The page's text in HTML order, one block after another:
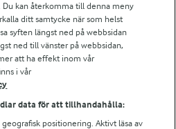
kan återkomma till denna meny
ditt samtycke när som helst
syften längst ned på webbsidan
ned till vänster på webbsidan,
att ha effekt inom vår
i vår
data för att tillhandahålla:
positionering. Aktivt läsa av